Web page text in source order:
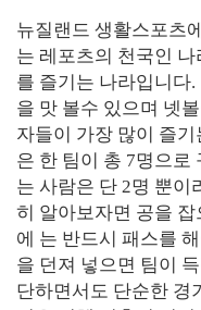
뉴질랜드 생활스포츠
는 레포츠의 천국인
를 즐기는 나라입니다
을 맛 볼수 있으며 넷
자들이 가장 많이 즐
은 한 팀이 총 7명으로
는 사람은 단 2명 뿐이
히 알아보자면 공을
에 는 반드시 패스를
을 던져 넣으면 팀이
단하면서도 단순한 경